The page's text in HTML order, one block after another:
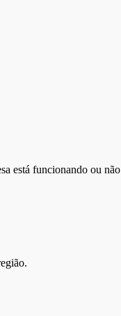
está funcionando ou não